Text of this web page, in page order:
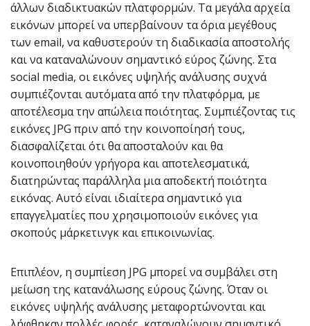
άλλων διαδικτυακών πλατφορμών. Τα μεγάλα αρχεία
εικόνων μπορεί να υπερβαίνουν τα όρια μεγέθους
των email, να καθυστερούν τη διαδικασία αποστολής
και να καταναλώνουν σημαντικό εύρος ζώνης. Στα
social media, οι εικόνες υψηλής ανάλυσης συχνά
συμπιέζονται αυτόματα από την πλατφόρμα, με
αποτέλεσμα την απώλεια ποιότητας. Συμπιέζοντας τις
εικόνες JPG πριν από την κοινοποίησή τους,
διασφαλίζεται ότι θα αποσταλούν και θα
κοινοποιηθούν γρήγορα και αποτελεσματικά,
διατηρώντας παράλληλα μια αποδεκτή ποιότητα
εικόνας. Αυτό είναι ιδιαίτερα σημαντικό για
επαγγελματίες που χρησιμοποιούν εικόνες για
σκοπούς μάρκετινγκ και επικοινωνίας.
Επιπλέον, η συμπίεση JPG μπορεί να συμβάλει στη
μείωση της κατανάλωσης εύρους ζώνης. Όταν οι
εικόνες υψηλής ανάλυσης μεταφορτώνονται και